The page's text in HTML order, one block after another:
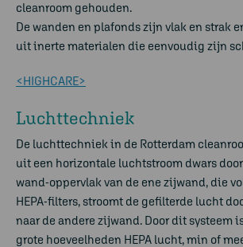
cleanroom gehouden.
De wanden en plafonds zijn vlak en strak
uit inerte materialen die eenvoudig zijn
<HIGHCARE>
Luchttechniek
De luchttechniek in de Rotterdam
uit een horizontale luchtstroom dwars
wand-oppervlak van de ene zijwand, die
HEPA-filters, stroomt de gefilterde lucht
naar de andere zijwand. Door dit systeem
grote hoeveelheden HEPA lucht, min of